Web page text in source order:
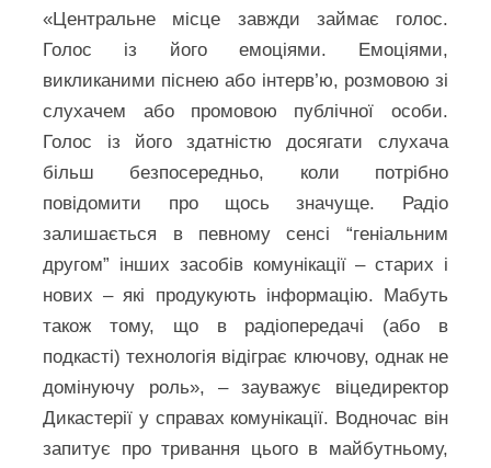
«Центральне місце завжди займає голос.
Голос із його емоціями. Емоціями,
викликаними піснею або інтерв’ю, розмовою зі
слухачем або промовою публічної особи.
Голос із його здатністю досягати слухача
більш безпосередньо, коли потрібно
повідомити про щось значуще. Радіо
залишається в певному сенсі “геніальним
другом” інших засобів комунікації – старих і
нових – які продукують інформацію. Мабуть
також тому, що в радіопередачі (або в
подкасті) технологія відіграє ключову, однак не
домінуючу роль», – зауважує віцедиректор
Дикастерії у справах комунікації. Водночас він
запитує про тривання цього в майбутньому,